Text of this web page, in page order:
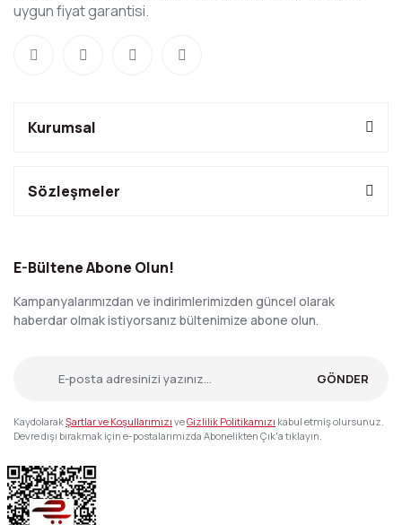
uygun fiyat garantisi.
Kurumsal
Sözleşmeler
E-Bültene Abone Olun!
Kampanyalarımızdan ve indirimlerimizden güncel olarak
haberdar olmak istiyorsanız bültenimize abone olun.
GÖNDER
KaydolarakŞartlar ve Koşullarımızı veGizlilik Politikamızı kabul etmiş olursunuz.
Devre dışı bırakmak için e-postalarımızda Abonelikten Çık'a tıklayın.